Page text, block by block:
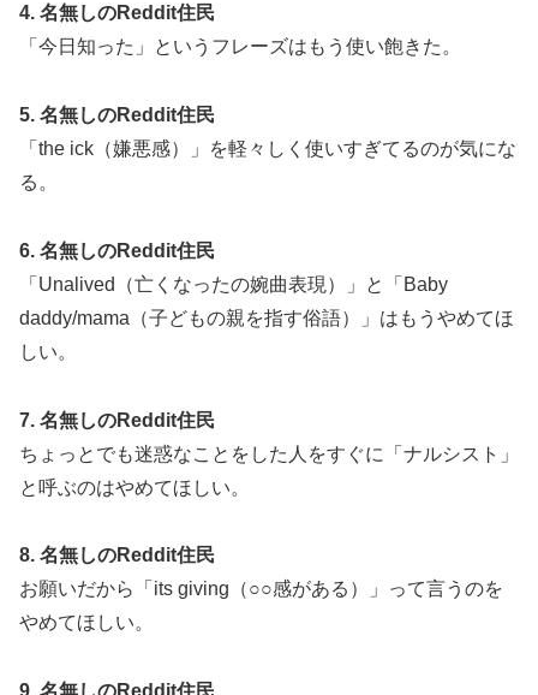
4. 名無しのReddit住民
「今日知った」というフレーズはもう使い飽きた。
5. 名無しのReddit住民
「the ick（嫌悪感）」を軽々しく使いすぎてるのが気にな
る。
6. 名無しのReddit住民
「Unalived（亡くなったの婉曲表現）」と「Baby
daddy/mama（子どもの親を指す俗語）」はもうやめてほ
しい。
7. 名無しのReddit住民
ちょっとでも迷惑なことをした人をすぐに「ナルシスト」
と呼ぶのはやめてほしい。
8. 名無しのReddit住民
お願いだから「its giving（○○感がある）」って言うのを
やめてほしい。